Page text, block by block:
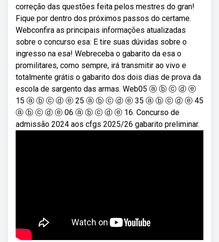
correção das questões feita pelos mestres do gran!
Fique por dentro dos próximos passos do certame.
Webconfira as principais informações atualizadas
sobre o concurso esa: E tire suas dúvidas sobre o
ingresso na esa! Webreceba o gabarito da esa o
promilitares, como sempre, irá transmitir ao vivo e
totalmente grátis o gabarito dos dois dias de prova da
escola de sargento das armas. Web05 ⓐ ⓑ ⓒ ⓓ ⓔ
15 ⓐ ⓑ ⓒ ⓓ ⓔ 25 ⓐ ⓑ ⓒ ⓓ ⓔ 35 ⓐ ⓑ ⓒ ⓓ ⓔ 45
ⓐ ⓑ ⓒ ⓓ ⓔ 06 ⓐ ⓑ ⓒ ⓓ ⓔ 16. Concurso de
admissão 2024 aos cfgs 2025/26 gabarito preliminar.